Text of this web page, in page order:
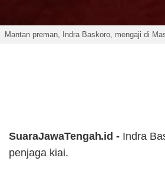
Mantan preman, Indra Baskoro, mengaji di
SuaraJawaTengah.id - Indra
penjaga kiai.